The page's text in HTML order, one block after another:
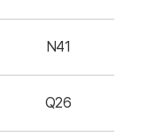
N41
Q26